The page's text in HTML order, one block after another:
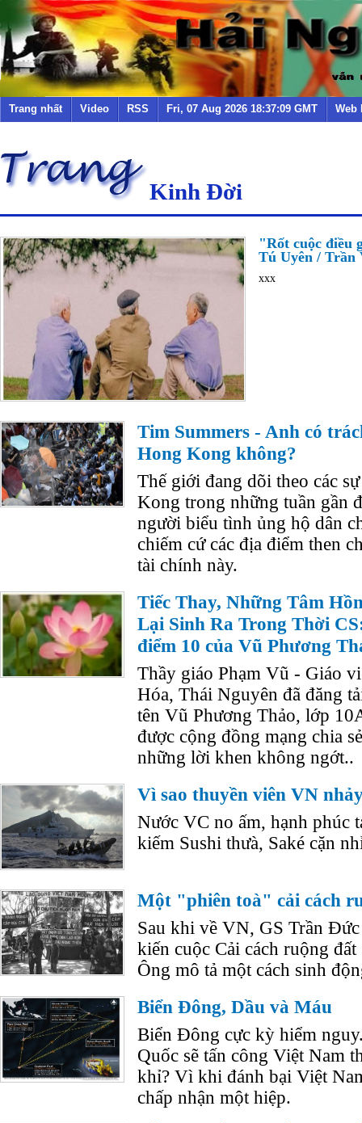
Trang nhất Video RSS Fri, 07 Aug 2026 18:37:09 GMT Web
Kinh Đời
"Rốt cuộc điều
Tú Uyên / Trần
xxx
Tim Summers - Anh có
Hong Kong không?
Thế giới đang dõi theo các
Kong trong những tuần gần
người biểu tình ủng hộ dân
chiếm cứ các địa điểm then
tài chính này.
Tiếc Thay, Những Tâm
Lại Sinh Ra Trong Thời
điểm 10 của Vũ Phương
Thầy giáo Phạm Vũ - Giáo
Hóa, Thái Nguyên đã đăng
tên Vũ Phương Thảo, lớp
được cộng đồng mạng chia
những lời khen không ngớt..
Vì sao thuyền viên VN
Nước VC no ấm, hạnh phúc
kiếm Sushi thưà, Saké cặn
Một "phiên toà" cải cách
Sau khi về VN, GS Trần
kiến cuộc Cải cách ruộng
Ông mô tả một cách sinh
Biển Đông, Dầu và Máu
Biển Đông cực kỳ hiểm
Quốc sẽ tấn công Việt Nam
khỉ? Vì khi đánh bại Việt
chấp nhận một hiệp.